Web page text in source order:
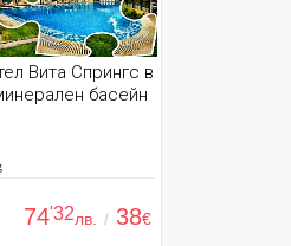
Вита Спрингс в
басейн
74'32лв. / 38€